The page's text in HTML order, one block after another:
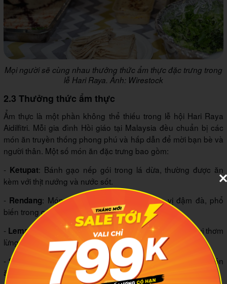
Mọi người sẽ cùng nhau thưởng thức ẩm thực đặc trưng trong
lễ Hari Raya. Ảnh: Wirestock
2.3 Thưởng thức ẩm thực
Ẩm thực là một phần không thể thiếu trong lễ hội Hari Raya
Aidilfitri. Mỗi gia đình Hồi giáo tại Malaysia đều chuẩn bị các
món ăn truyền thống phong phú và hấp dẫn để mời bạn bè và
người thân. Một số món ăn đặc trưng bao gồm:
- Ketupat: Bánh gạo nếp gói trong lá dừa, thường được ăn
kèm với thịt nướng và nước sốt.
- Rendang: Món thịt bò hầm với dừa và gia vị đậm đà, phổ
biến trong các bữa tiệc Hari Raya.
- Lemang
: Cơm nếp nướng trong ống tre, mang hương vị thơm
lừng của lá dừa và nước cốt dừa.
- Satay
: Thịt xiên nướng ăn cùng nước sốt đậu phộng, là món
ăn ưa thích của nhiều gia đình.